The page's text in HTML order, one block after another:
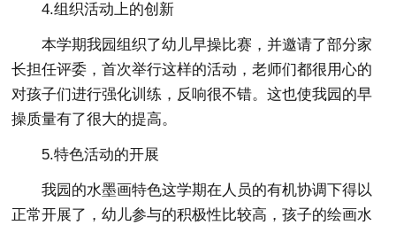
4.组织活动上的创新
本学期我园组织了幼儿早操比赛，并邀请了部分家
长担任评委，首次举行这样的活动，老师们都很用心的
对孩子们进行强化训练，反响很不错。这也使我园的早
操质量有了很大的提高。
5.特色活动的开展
我园的水墨画特色这学期在人员的有机协调下得以
正常开展了，幼儿参与的积极性比较高，孩子的绘画水